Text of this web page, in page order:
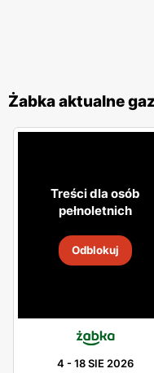
Żabka aktualne
Treści dla osób
pełnoletnich
Odblokuj
4 -18 SIE 2026